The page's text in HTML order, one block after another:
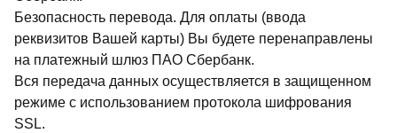
Безопасность перевода. Для оплаты (ввода
реквизитов Вашей карты) Вы будете перенаправлены
на платежный шлюз ПАО Сбербанк.
Вся передача данных осуществляется в защищенном
режиме с использованием протокола шифрования
SSL.